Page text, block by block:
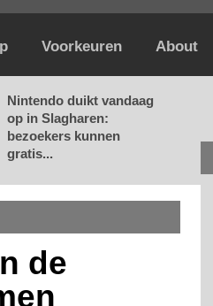
Voorkeuren About
Nintendo duikt vandaag
op in Slagharen:
bezoekers kunnen
gratis...
de